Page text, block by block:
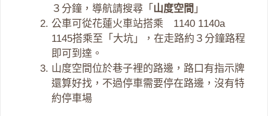
３分鐘，導航請搜尋「 山度空間 」
公車可從花蓮火車站搭乘 1140 1140a
1145搭乘至「大坑」，在走路約３分鐘路程
即可到達。
山度空間位於巷子裡的路邊，路口有指示牌
還算好找，不過停車需要停在路邊，沒有特
約停車場